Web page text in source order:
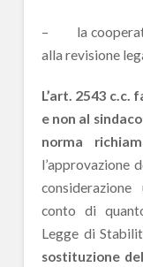
– la
alla revisione
L’art. 2543
e non al
norma
l’approvazione
conto di
Legge di
sostituzione